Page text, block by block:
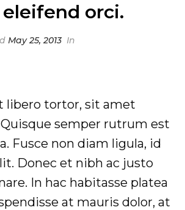
orci.
May 25, 2013 In
libero tortor, sit amet
semper rutrum est
Fusce non diam ligula, id
Donec et nibh ac justo
In hac habitasse platea
at mauris dolor, at